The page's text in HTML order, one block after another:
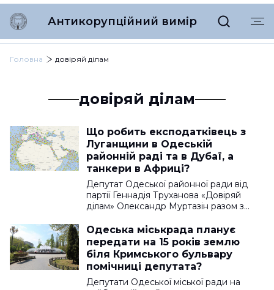
Антикорупційний вимір
Головна довіряй ділам
довіряй ділам
Що робить експодатківець з
Луганщини в Одеській
районній раді та в Дубаї, а
танкери в Африці?
Депутат Одеської районної ради від
партії Геннадія Труханова «Довіряй
ділам» Олександр Муртазін разом з…
Одеська міськрада планує
передати на 15 років землю
біля Кримського бульвару
помічниці депутата?
Депутати Одеської міської ради на